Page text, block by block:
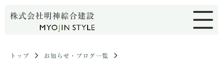
株式会社明神綜合建設
トップ お知らせ・ブログ一覧